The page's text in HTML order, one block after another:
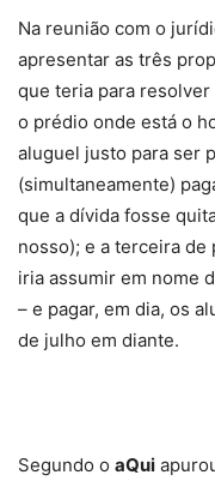
Na reunião com o
apresentar as três
que teria para
o prédio onde está o
aluguel justo para ser
(simultaneamente)
que a dívida fosse
nosso); e a terceira
iria assumir em nome
– e pagar, em dia, os
de julho em diante.
Segundo o aQui